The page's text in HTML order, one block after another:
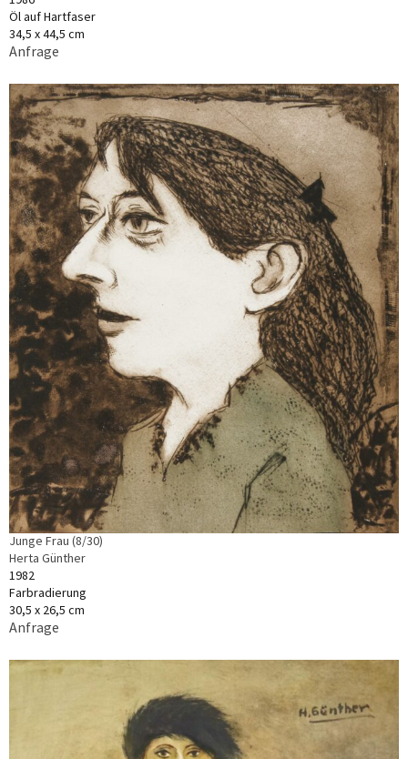
Öl auf Hartfaser
34,5 x 44,5 cm
Anfrage
Junge Frau (8/30)
Herta Günther
1982
Farbradierung
30,5 x 26,5 cm
Anfrage